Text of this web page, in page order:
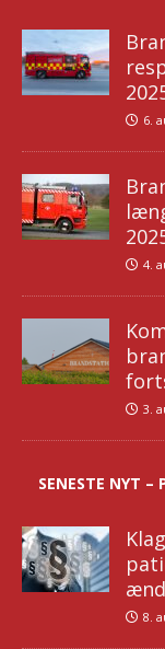
6.
4.
3.
SENESTE NYT –
8.